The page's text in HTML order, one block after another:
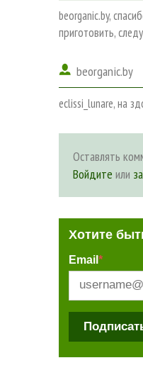
beorganic.by,
приготовить,
beorganic.by
eclissi_lunare, на
Оставлять
Войдите или
Хотите
Email *